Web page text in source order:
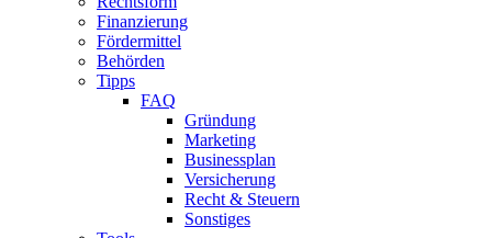
Finanzierung
Fördermittel
Behörden
Tipps
FAQ
Gründung
Marketing
Businessplan​
Versicherung
Recht & Steuern
Sonstiges